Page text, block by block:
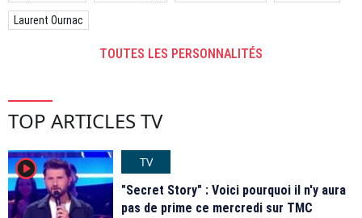
Laurent Ournac
TOUTES LES PERSONNALITÉS
TOP ARTICLES TV
player2
TV
"Secret Story" : Voici pourquoi il n'y aura
pas de prime ce mercredi sur TMC